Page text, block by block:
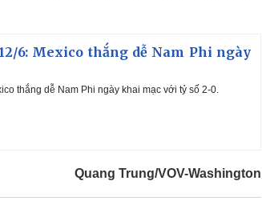
6: Mexico thắng dễ Nam Phi ngày
thắng dễ Nam Phi ngày khai mạc với tỷ số 2-0.
Quang Trung/VOV-Washington